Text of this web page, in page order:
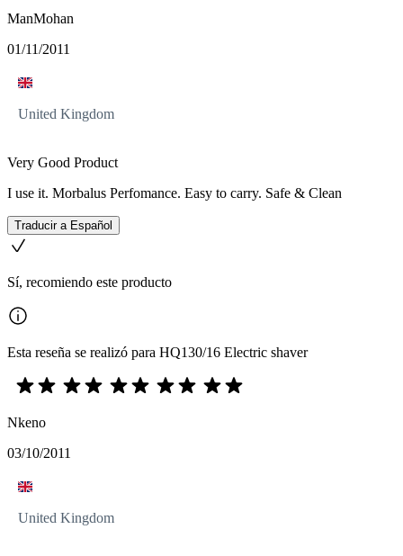
ManMohan
01/11/2011
United Kingdom
Very Good Product
I use it. Morbalus Perfomance. Easy to carry. Safe & Clean
Traducir a Español
Sí, recomiendo este producto
Esta reseña se realizó para HQ130/16 Electric shaver
Nkeno
03/10/2011
United Kingdom